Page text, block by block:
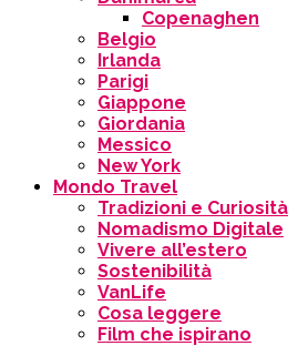
Copenaghen
Belgio
Irlanda
Parigi
Giappone
Giordania
Messico
New York
Mondo Travel
Tradizioni e Curiosità
Nomadismo Digitale
Vivere all’estero
Sostenibilità
VanLife
Cosa leggere
Film che ispirano